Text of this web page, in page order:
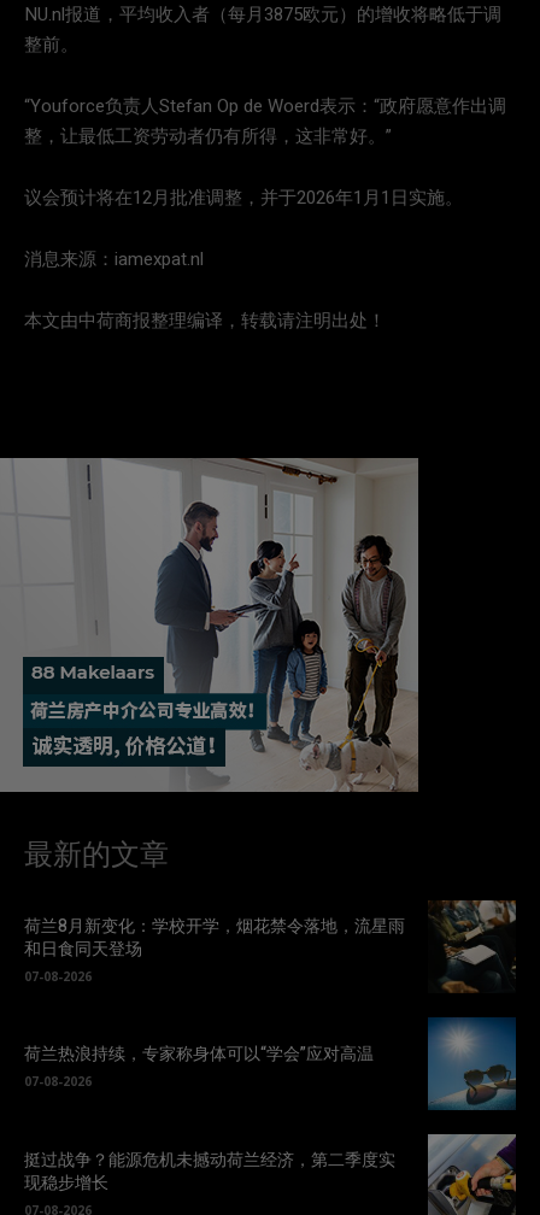
NU.nl报道，平均收入者（每月3875欧元）的增收将略低于调
整前。
“Youforce负责人Stefan Op de Woerd表示：“政府愿意作出调
整，让最低工资劳动者仍有所得，这非常好。”
议会预计将在12月批准调整，并于2026年1月1日实施。
消息来源：iamexpat.nl
本文由中荷商报整理编译，转载请注明出处！
最新的文章
荷兰8月新变化：学校开学，烟花禁令落地，流星雨
和日食同天登场
07-08-2026
荷兰热浪持续，专家称身体可以“学会”应对高温
07-08-2026
挺过战争？能源危机未撼动荷兰经济，第二季度实
现稳步增长
07-08-2026